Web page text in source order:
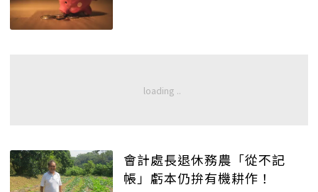
會計處長退休務農「從不記
帳」虧本仍拚有機耕作！